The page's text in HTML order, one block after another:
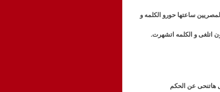
ساعتها حورو الكلمه و
اتلغى و الكلمه اتشهرت.
هاتنحى عن الحكم